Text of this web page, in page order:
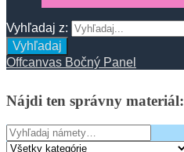
Vyhľadaj z:
Vyhľadaj
Offcanvas Bočný Panel
Nájdi ten správny materiál:
Search
for: